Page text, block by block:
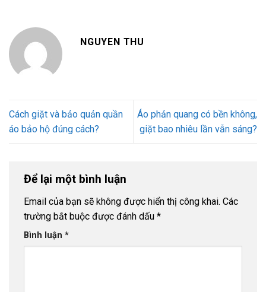
NGUYEN THU
Cách giặt và bảo quản quần
áo bảo hộ đúng cách?
Áo phản quang có bền không,
giặt bao nhiêu lần vẫn sáng?
Để lại một bình luận
Email của bạn sẽ không được hiển thị công khai. Các
trường bắt buộc được đánh dấu *
Bình luận *